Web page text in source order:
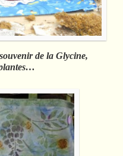
de la Glycine,